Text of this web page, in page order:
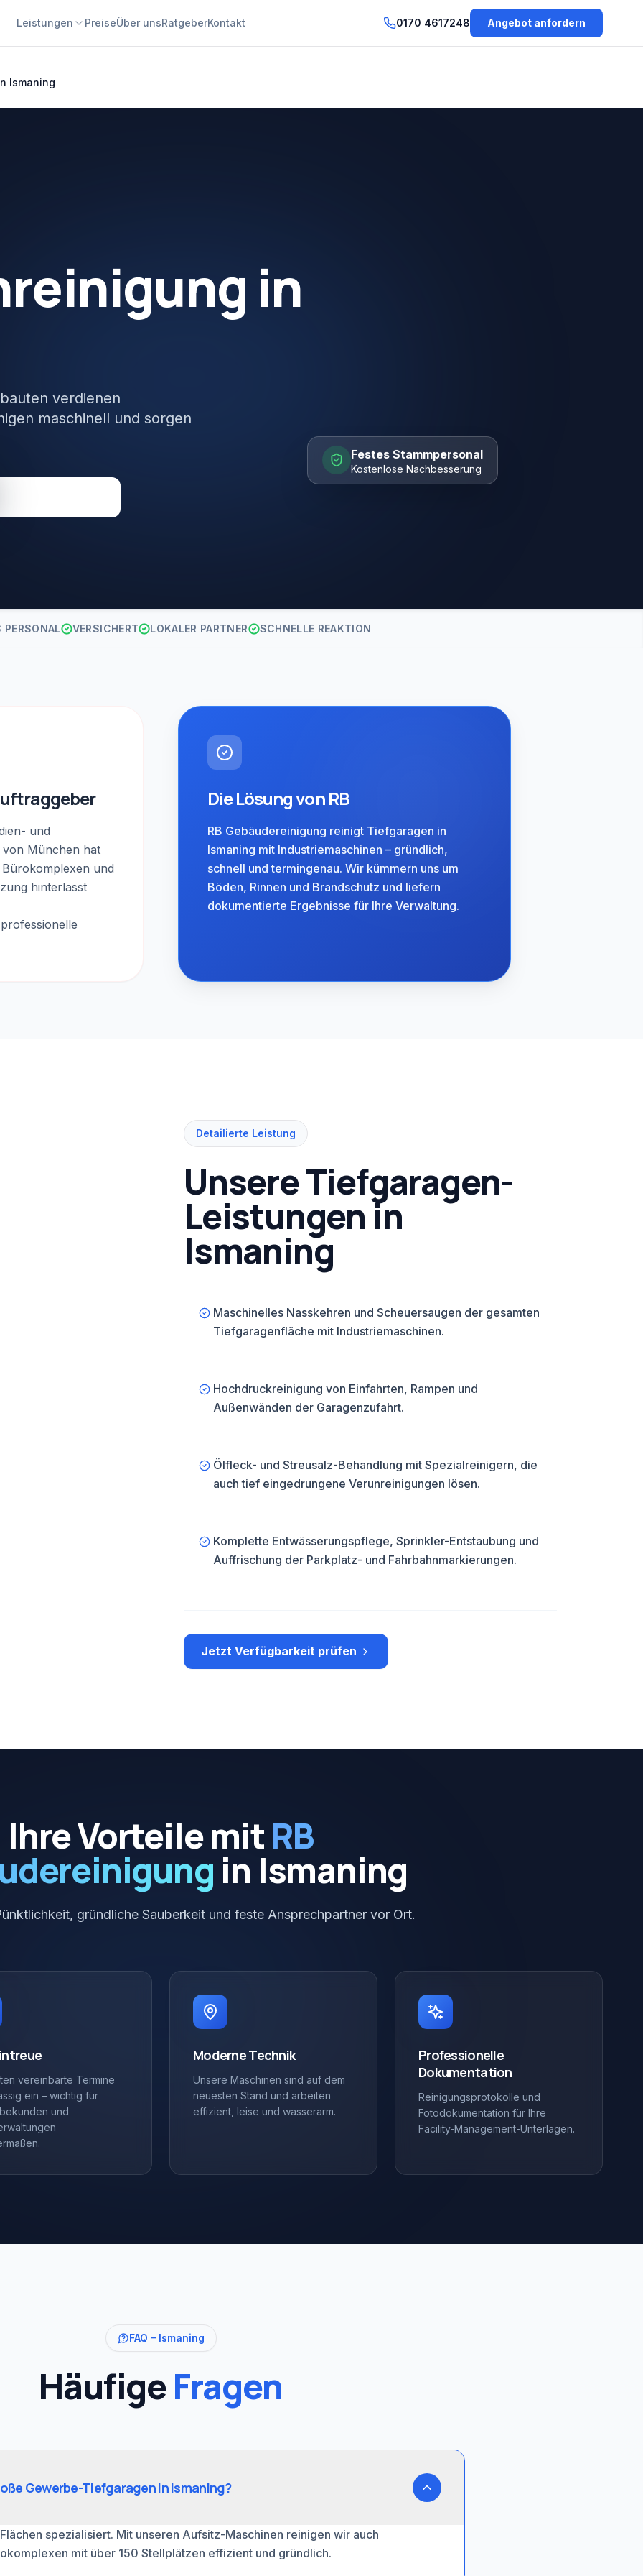
Leistungen PreiseÜber unsRatgeberKontakt 0170 4617248 Angebot anfordern
Ismaning
Festes Stammpersonal
Kostenlose Nachbesserung
in
verdienen
maschinell und sorgen
PERSONAL VERSICHERT LOKALER PARTNER SCHNELLE REAKTION
und
München hat
und
hinterlässt
Die Lösung von RB
RB Gebäudereinigung reinigt Tiefgaragen in
Ismaning mit Industriemaschinen – gründlich,
schnell und termingenau. Wir kümmern uns um
Böden, Rinnen und Brandschutz und liefern
dokumentierte Ergebnisse für Ihre Verwaltung.
Detailierte Leistung
Unsere Tiefgaragen-
Leistungen in
Ismaning
Maschinelles Nasskehren und Scheuersaugen der gesamten
Tiefgaragenfläche mit Industriemaschinen.
Hochdruckreinigung von Einfahrten, Rampen und
Außenwänden der Garagenzufahrt.
Ölfleck- und Streusalz-Behandlung mit Spezialreinigern, die
auch tief eingedrungene Verunreinigungen lösen.
Komplette Entwässerungspflege, Sprinkler-Entstaubung und
Auffrischung der Parkplatz- und Fahrbahnmarkierungen.
Jetzt Verfügbarkeit prüfen
Ihre Vorteile mitRB
in Ismaning
gründliche Sauberkeit und feste Ansprechpartner vor Ort.
vereinbarte Termine
ein – wichtig für
und
Moderne Technik
Unsere Maschinen sind auf dem
neuesten Stand und arbeiten
effizient, leise und wasserarm.
Professionelle
Dokumentation
Reinigungsprotokolle und
Fotodokumentation für Ihre
Facility-Management-Unterlagen.
FAQ – Ismaning
HäufigeFragen
Gewerbe-Tiefgaragen in Ismaning?
spezialisiert. Mit unseren Aufsitz-Maschinen reinigen wir auch
mit über 150 Stellplätzen effizient und gründlich.